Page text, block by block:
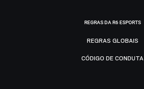
REGRAS DA R6 ESPORTS
REGRAS GLOBAIS
CÓDIGO DE CONDUTA